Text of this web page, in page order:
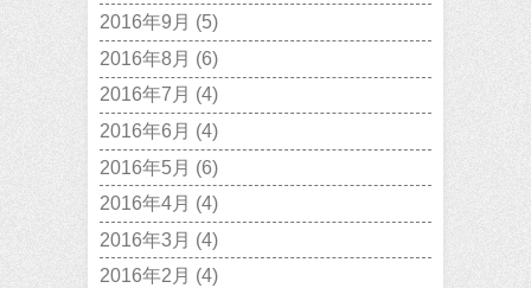
2016年9月 (5)
2016年8月 (6)
2016年7月 (4)
2016年6月 (4)
2016年5月 (6)
2016年4月 (4)
2016年3月 (4)
2016年2月 (4)